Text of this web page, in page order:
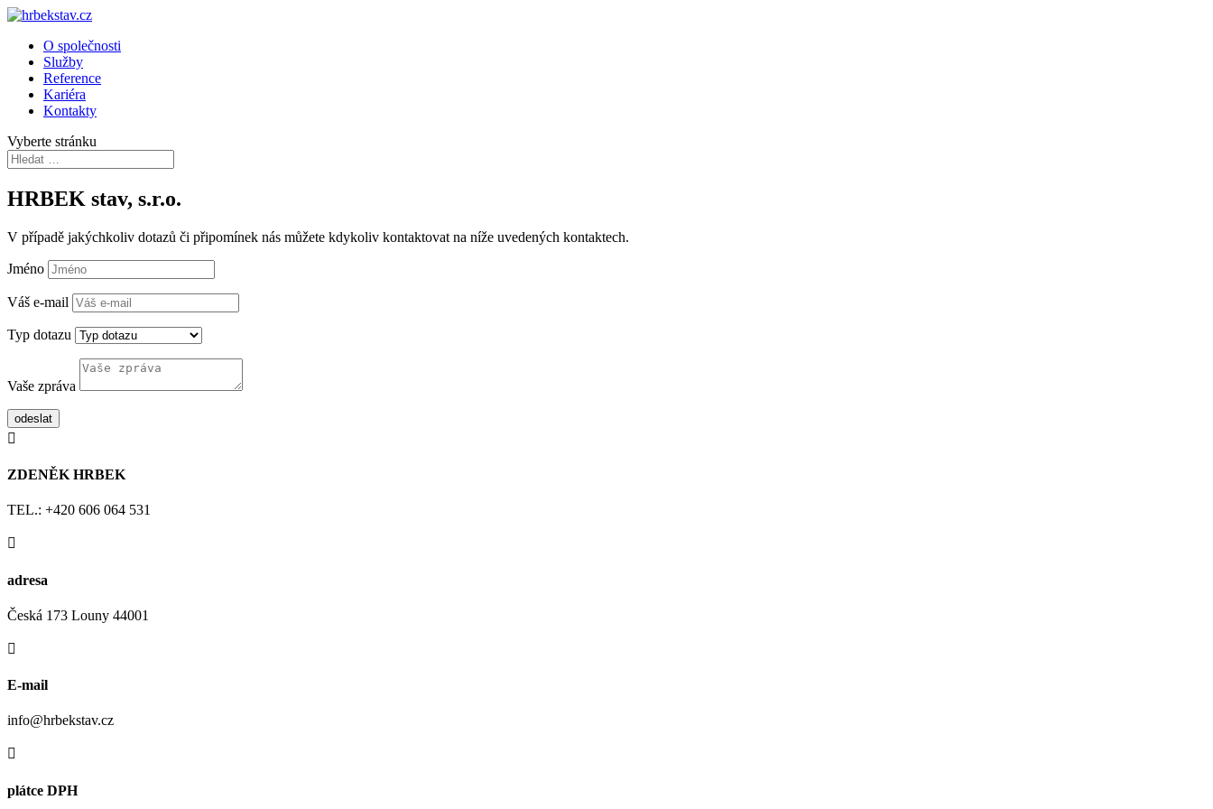
O společnosti
Služby
Reference
Kariéra
Kontakty
Vyberte stránku
HRBEK stav, s.r.o.
V případě jakýchkoliv dotazů či připomínek nás můžete kdykoliv kontaktovat na níže uvedených kontaktech.
Jméno
Váš e-mail
Typ dotazu
Vaše zpráva
odeslat

ZDENĚK HRBEK
TEL.: +420 606 064 531

adresa
Česká 173 Louny 44001

E-mail
info@hrbekstav.cz

plátce DPH